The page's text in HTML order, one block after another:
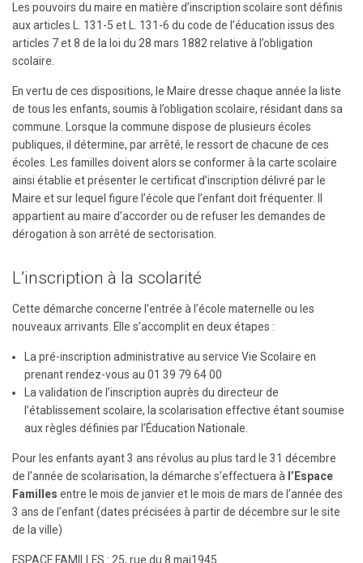
Les pouvoirs du maire en matière d’inscription scolaire sont définis
aux articles L. 131-5 et L. 131-6 du code de l’éducation issus des
articles 7 et 8 de la loi du 28 mars 1882 relative à l’obligation
scolaire.
En vertu de ces dispositions, le Maire dresse chaque année la liste
de tous les enfants, soumis à l’obligation scolaire, résidant dans sa
commune. Lorsque la commune dispose de plusieurs écoles
publiques, il détermine, par arrêté, le ressort de chacune de ces
écoles. Les familles doivent alors se conformer à la carte scolaire
ainsi établie et présenter le certificat d’inscription délivré par le
Maire et sur lequel figure l’école que l’enfant doit fréquenter. Il
appartient au maire d’accorder ou de refuser les demandes de
dérogation à son arrêté de sectorisation.
L’inscription à la scolarité
Cette démarche concerne l’entrée à l’école maternelle ou les
nouveaux arrivants. Elle s’accomplit en deux étapes :
La pré-inscription administrative au service Vie Scolaire en
prenant rendez-vous au 01 39 79 64 00
La validation de l’inscription auprès du directeur de
l’établissement scolaire, la scolarisation effective étant soumise
aux règles définies par l’Éducation Nationale.
Pour les enfants ayant 3 ans révolus au plus tard le 31 décembre
de l’année de scolarisation, la démarche s’effectuera à l’Espace
Familles entre le mois de janvier et le mois de mars de l’année des
3 ans de l’enfant (dates précisées à partir de décembre sur le site
de la ville)
ESPACE FAMILLES : 25, rue du 8 mai1945